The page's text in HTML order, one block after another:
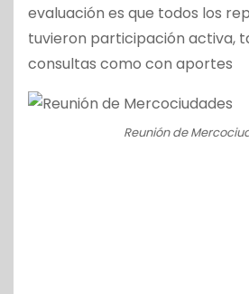
evaluación es que todos los
tuvieron participación activa,
consultas como con aportes
Reunión de